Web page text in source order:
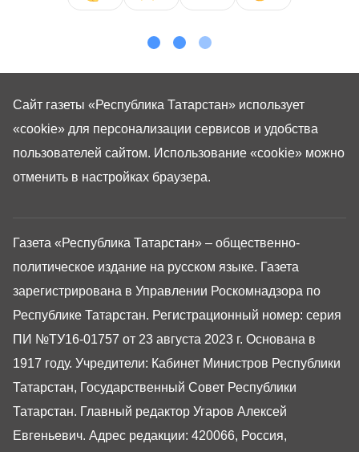
Газета «Республика Татарстан» – общественно-
политическое издание на русском языке. Газета
зарегистрирована в Управлении Роскомнадзора по
Республике Татарстан. Регистрационный номер: серия
ПИ №ТУ16-01757 от 23 августа 2023 г. Основана в
1917 году. Учредители: Кабинет Министров Республики
Татарстан, Государственный Совет Республики
Татарстан. Главный редактор Угаров Алексей
Евгеньевич. Адрес редакции: 420066, Россия,
Сайт газеты «Республика Татарстан» использует
«cookie» для персонализации сервисов и удобства
пользователей сайтом. Использование «cookie» можно
отменить в настройках браузера.